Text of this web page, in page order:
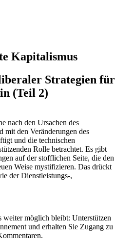
Kapitalismus
Strategien für
(Teil 2)
nach den Ursachen des
mit den Veränderungen des
und die technischen
Rolle betrachtet. Es gibt
auf der stofflichen Seite, die den
Weise mystifizieren. Das drückt
der Dienstleistungs-,
weiter möglich bleibt: Unterstützen
und erhalten Sie Zugang zu